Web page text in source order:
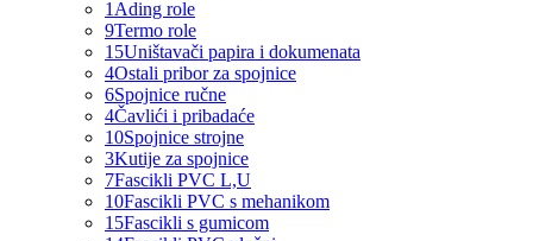
1 Ading role
9Termo role
15Uništavači papira i dokumenata
4Ostali pribor za spojnice
6Spojnice ručne
4Čavlići i pribadaće
10Spojnice strojne
3Kutije za spojnice
7Fascikli PVC L,U
10Fascikli PVC s mehanikom
15Fascikli s gumicom